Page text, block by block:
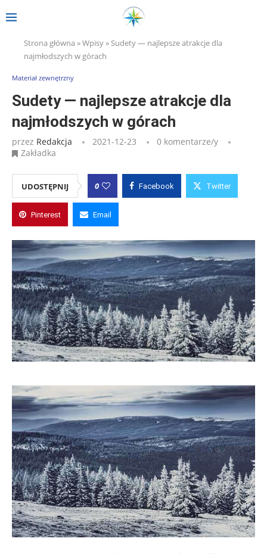
Strona główna »Wpisy»Sudety — najlepsze atrakcje dla
najmłodszych w górach
Materiał zewnętrzny
Sudety — najlepsze atrakcje dla
najmłodszych w górach
przez Redakcja 2021-12-23
0 komentarze/y
Zakładka
UDOSTĘPNIJ 0 Facebook Twitter
Pinterest Email